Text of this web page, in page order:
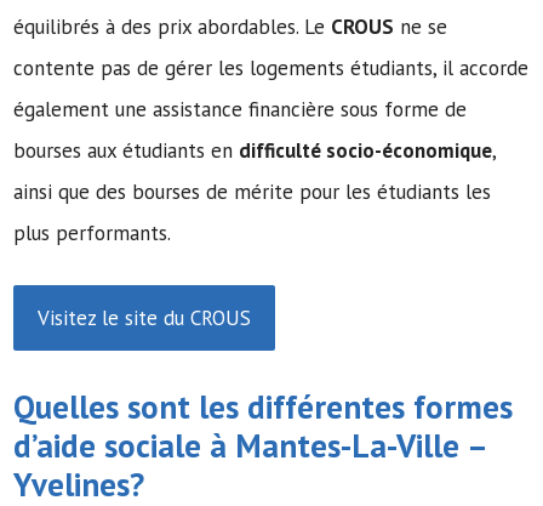
équilibrés à des prix abordables. Le CROUS ne se
contente pas de gérer les logements étudiants, il accorde
également une assistance financière sous forme de
bourses aux étudiants en difficulté socio-économique,
ainsi que des bourses de mérite pour les étudiants les
plus performants.
Visitez le site du CROUS
Quelles sont les différentes formes
d’aide sociale à Mantes-La-Ville –
Yvelines?